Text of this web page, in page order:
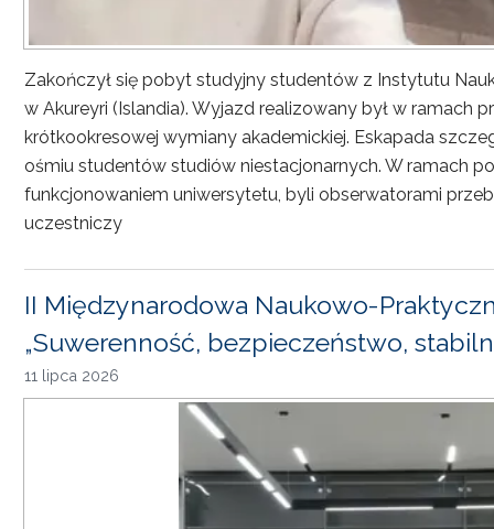
Zakończył się pobyt studyjny studentów z Instytutu
w Akureyri (Islandia). Wyjazd realizowany był w ramach
krótkookresowej wymiany akademickiej. Eskapada
ośmiu studentów studiów niestacjonarnych. W ramach
funkcjonowaniem uniwersytetu, byli obserwatorami
uczestniczy
II Międzynarodowa Naukowo-
„Suwerenność, bezpieczeństwo,
11 lipca 2026